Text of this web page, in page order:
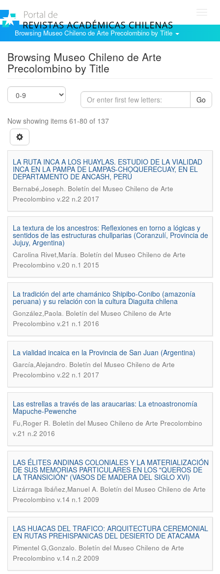
Browsing Museo Chileno de Arte Precolombino by Title
Browsing Museo Chileno de Arte
Precolombino by Title
Go
Now showing items 61-80 of 137
LA RUTA INCA A LOS HUAYLAS. ESTUDIO DE LA VIALIDAD
INCA EN LA PAMPA DE LAMPAS-CHOQUERECUAY, EN EL
DEPARTAMENTO DE ANCASH, PERÚ
Bernabé,Joseph. Boletín del Museo Chileno de Arte
Precolombino v.22 n.2 2017
La textura de los ancestros: Reflexiones en torno a lógicas y
sentidos de las estructuras chullparias (Coranzulí, Provincia de
Jujuy, Argentina)
Carolina Rivet,María. Boletín del Museo Chileno de Arte
Precolombino v.20 n.1 2015
La tradición del arte chamánico Shipibo-Conibo (amazonía
peruana) y su relación con la cultura Diaguita chilena
González,Paola. Boletín del Museo Chileno de Arte
Precolombino v.21 n.1 2016
La vialidad incaica en la Provincia de San Juan (Argentina)
García,Alejandro. Boletín del Museo Chileno de Arte
Precolombino v.22 n.1 2017
Las estrellas a través de las araucarias: La etnoastronomía
Mapuche-Pewenche
Fu,Roger R. Boletín del Museo Chileno de Arte Precolombino
v.21 n.2 2016
LAS ÉLITES ANDINAS COLONIALES Y LA MATERIALIZACIÓN
DE SUS MEMORIAS PARTICULARES EN LOS "QUEROS DE
LA TRANSICIÓN" (VASOS DE MADERA DEL SIGLO XVI)
Lizárraga Ibáñez,Manuel A. Boletín del Museo Chileno de Arte
Precolombino v.14 n.1 2009
LAS HUACAS DEL TRAFICO: ARQUITECTURA CEREMONIAL
EN RUTAS PREHISPANICAS DEL DESIERTO DE ATACAMA
Pimentel G,Gonzalo. Boletín del Museo Chileno de Arte
Precolombino v.14 n.2 2009